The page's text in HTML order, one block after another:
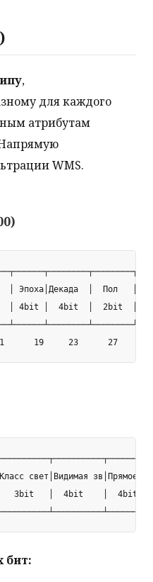
,
для каждого
атрибутам
WMS.
│ Эпоха│Декада  │  Пол
│ 4bit │  4bit  │  2bit
свет│Видимая зв│Прямое
3bit   │  4bit    │  4bit
бит: